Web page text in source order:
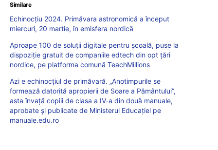
Similare
Echinocțiu 2024. Primăvara astronomică a început
miercuri, 20 martie, în emisfera nordică
Aproape 100 de soluții digitale pentru școală, puse la
dispoziție gratuit de companiile edtech din opt țări
nordice, pe platforma comună TeachMillions
Azi e echinocțiul de primăvară. „Anotimpurile se
formează datorită apropierii de Soare a Pământului”,
asta învață copiii de clasa a IV-a din două manuale,
aprobate și publicate de Ministerul Educației pe
manuale.edu.ro